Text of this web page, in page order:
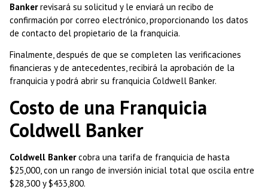
Bankerrevisará su solicitud y le enviará un recibo de
confirmación por correo electrónico, proporcionando los datos
de contacto del propietario de la franquicia.
Finalmente, después de que se completen las verificaciones
financieras y de antecedentes, recibirá la aprobación de la
franquicia y podrá abrir su franquicia Coldwell Banker.
Costo de una Franquicia
Coldwell Banker
Coldwell Bankercobra una tarifa de franquicia de hasta
$25,000, con un rango de inversión inicial total que oscila entre
$28,300 y $433,800.